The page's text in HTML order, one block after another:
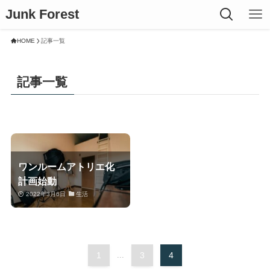
Junk Forest
HOME 記事一覧
記事一覧
ワンルームアトリエ化
計画始動
2022年3月6日 生活
1 3 4